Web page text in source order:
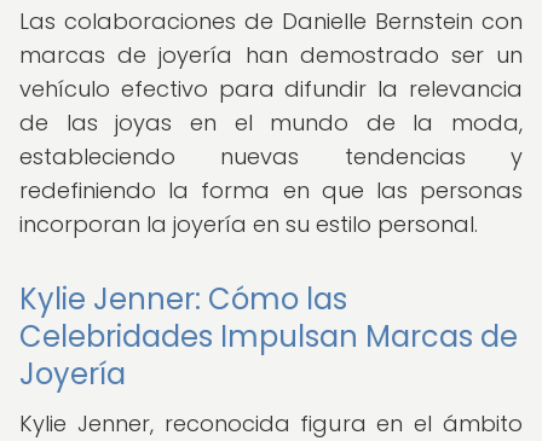
Las colaboraciones de Danielle Bernstein con
marcas de joyería han demostrado ser un
vehículo efectivo para difundir la relevancia
de las joyas en el mundo de la moda,
estableciendo nuevas tendencias y
redefiniendo la forma en que las personas
incorporan la joyería en su estilo personal.
Kylie Jenner: Cómo las
Celebridades Impulsan Marcas de
Joyería
Kylie Jenner, reconocida figura en el ámbito